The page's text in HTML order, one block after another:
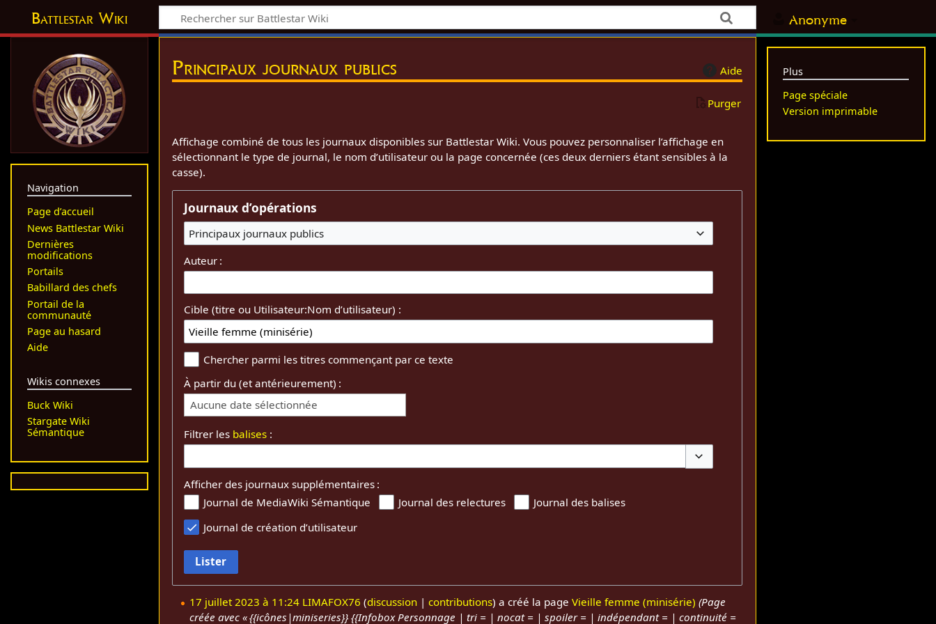
Anonyme
Battlestar Wiki
Aide
Principaux journaux publics
Purger
Affichage combiné de tous les journaux disponibles sur Battlestar Wiki. Vous pouvez personnaliser l’affichage en
sélectionnant le type de journal, le nom d’utilisateur ou la page concernée (ces deux derniers étant sensibles à la
casse).
Journaux d’opérations
Principaux journaux publics
Auteur :
Cible (titre ou Utilisateur:Nom d’utilisateur) :
Chercher parmi les titres commençant par ce texte
À partir du (et antérieurement) :
Aucune date sélectionnée
Filtrer les balises :
Afficher des journaux supplémentaires :
Journal de MediaWiki Sémantique
Journal des relectures
Journal des balises
Journal de création d’utilisateur
Lister
17 juillet 2023 à 11:24 LIMAFOX76 discussion contributions a créé la page Vieille femme (minisérie) (Page
créée avec « {{icônes|miniseries}} {{Infobox Personnage | tri = | nocat = | spoiler = | indépendant = | continuité =
Navigation
Page d’accueil
News Battlestar Wiki
Dernières
modifications
Portails
Babillard des chefs
Portail de la
communauté
Page au hasard
Aide
Wikis connexes
Buck Wiki
Stargate Wiki
Sémantique
Plus
Page spéciale
Version imprimable